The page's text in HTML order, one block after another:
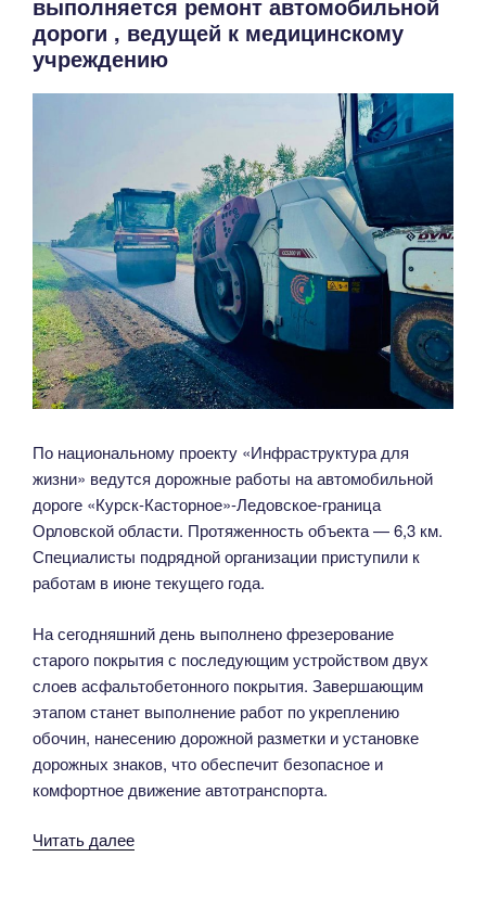
ремонт
дороги,
и
заповедник»
дороги , ведущей к медицинскому
учреждению
По национальному проекту «Инфраструктура для
жизни» ведутся дорожные работы на автомобильной
дороге «Курск-Касторное»-Ледовское-граница
Орловской области. Протяженность объекта — 6,3 км.
Специалисты подрядной организации приступили к
работам в июне текущего года.
На сегодняшний день выполнено фрезерование
старого покрытия с последующим устройством двух
слоев асфальтобетонного покрытия. Завершающим
этапом станет выполнение работ по укреплению
обочин, нанесению дорожной разметки и установке
дорожных знаков, что обеспечит безопасное и
комфортное движение автотранспорта.
Читать далее«В